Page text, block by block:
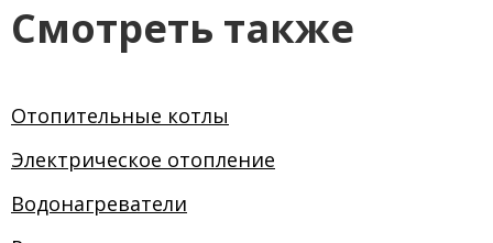
Смотреть также
Отопительные котлы
Электрическое отопление
Водонагреватели